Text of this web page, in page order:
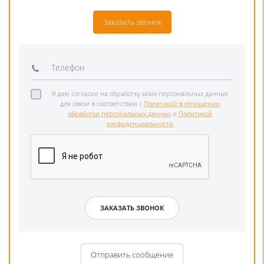
Заказать звонок
Я даю согласие на обработку моих персональных данных
для связи в соответствии с Политикой в отношении
обработки персональных данных и Политикой
конфиденциальности
Отправить сообщение